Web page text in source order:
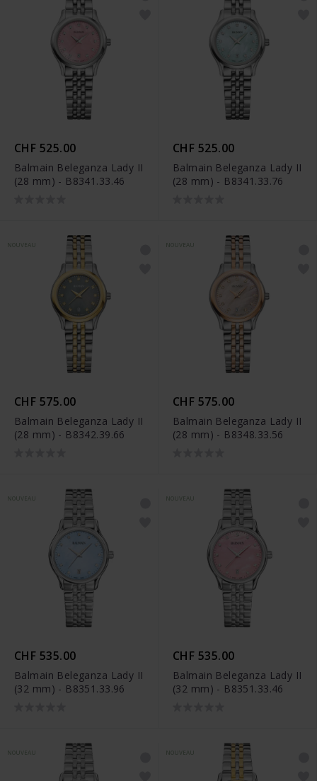
CHF 525.00
Balmain Beleganza Lady II
(28 mm) - B8341.33.46
CHF 525.00
Balmain Beleganza Lady II
(28 mm) - B8341.33.76
CHF 575.00
Balmain Beleganza Lady II
(28 mm) - B8342.39.66
CHF 575.00
Balmain Beleganza Lady II
(28 mm) - B8348.33.56
CHF 535.00
Balmain Beleganza Lady II
(32 mm) - B8351.33.96
CHF 535.00
Balmain Beleganza Lady II
(32 mm) - B8351.33.46